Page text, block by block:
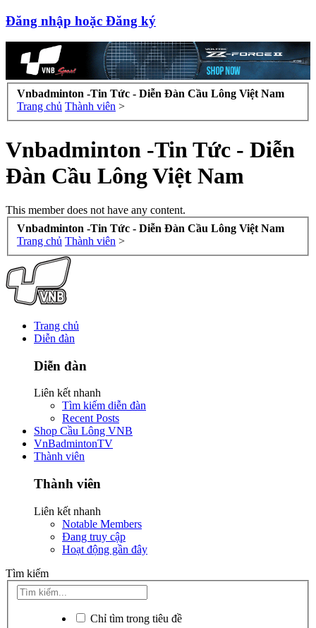
Đăng nhập hoặc Đăng ký
Vnbadminton -Tin Tức - Diễn Đàn Cầu Lông Việt Nam
Trang chủ Thành viên >
Vnbadminton -Tin Tức - Diễn
Đàn Cầu Lông Việt Nam
This member does not have any content.
Vnbadminton -Tin Tức - Diễn Đàn Cầu Lông Việt Nam
Trang chủ Thành viên >
Trang chủ
Diễn đàn
Diễn đàn
Liên kết nhanh
Tìm kiếm diễn đàn
Recent Posts
Shop Cầu Lông VNB
VnBadmintonTV
Thành viên
Thành viên
Liên kết nhanh
Notable Members
Đang truy cập
Hoạt động gần đây
Tìm kiếm
Chỉ tìm trong tiêu đề